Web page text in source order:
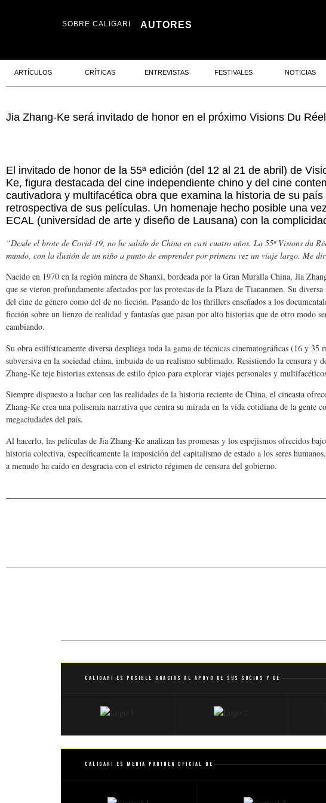
AUTORES
SOBRE CALIGARI
ARTÍCULOS CRÍTICAS ENTREVISTAS FESTIVALES NOTICIAS
Jia Zhang-Ke será invitado de honor en el próximo Visions Du Réel
El invitado de honor de la 55ª edición (del 12 al 21 de abril) de
Ke, figura destacada del cine independiente chino y del cine
cautivadora y multifacética obra que examina la historia de su
retrospectiva de sus películas. Un homenaje hecho posible una
ECAL (universidad de arte y diseño de Lausana) con la
“Desde el brote de Covid-19, no he salido de China en casi cuatro años. La 55ª Visions du
mundo, con la ilusión de un niño a punto de emprender por primera vez un viaje largo. Me
Nacido en 1970 en la región minera de Shanxi, bordeada por la Gran Muralla China, Jia
que se vieron profundamente afectados por las protestas de la Plaza de Tiananmen. Su
del cine de género como del de no ficción. Pasando de los thrillers enseñados a los
ficción sobre un lienzo de realidad y fantasías que pasan por alto historias que de otro modo
cambiando.
Su obra estilísticamente diversa despliega toda la gama de técnicas cinematográficas (16 y
subversiva en la sociedad china, imbuida de un realismo sublimado. Resistiendo la censura
Zhang-Ke teje historias extensas de estilo épico para explorar viajes personales y
Siempre dispuesto a luchar con las realidades de la historia reciente de China, el cineasta
Zhang-Ke crea una polisemia narrativa que centra su mirada en la vida cotidiana de la gente
megaciudades del país.
Al hacerlo, las películas de Jia Zhang-Ke analizan las promesas y los espejismos ofrecidos
historia colectiva, específicamente la imposición del capitalismo de estado a los seres
a menudo ha caído en desgracia con el estricto régimen de censura del gobierno.
Caligari es posible gracias al apoyo de sus socios y de
Caligari es Media Partner Oficial de